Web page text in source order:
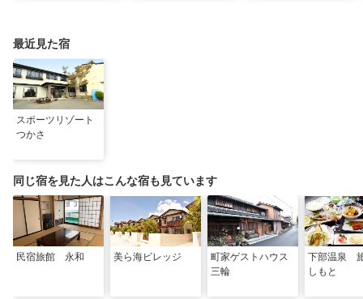
最近見た宿
スポーツリゾート
つかさ
同じ宿を見た人はこんな宿も見ています
民宿旅館 永和 美ら海ビレッジ
町家ゲストハウス
三輪
下部温泉
しもと